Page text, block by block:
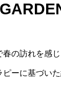
の訪れを感
ーに基づい